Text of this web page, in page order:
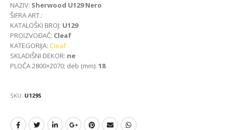
NAZIV: Sherwood U129 Nero
ŠIFRA ART.:
KATALOŠKI BROJ: U129
PROIZVOĐAČ: Cleaf
KATEGORIJA: Cleaf
SKLADIŠNI DEKOR: ne
PLOČA 2800×2070; deb (mm): 18
SKU: U129S